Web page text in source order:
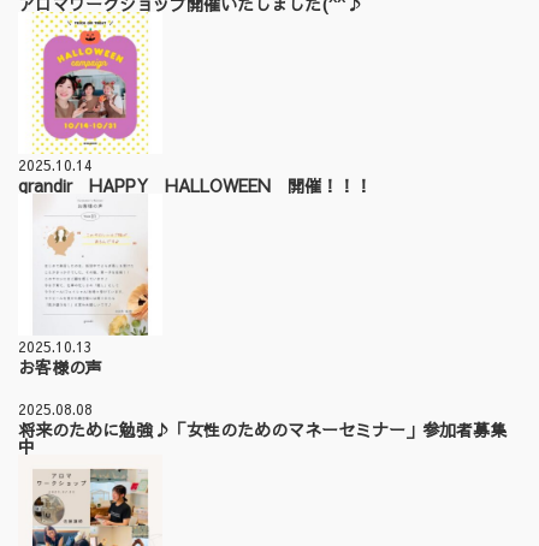
2025.10.14
grandir HAPPY HALLOWEEN 開催！！！
2025.10.13
お客様の声
2025.08.08
将来のために勉強♪「女性のためのマネーセミナー」参加者募集
中